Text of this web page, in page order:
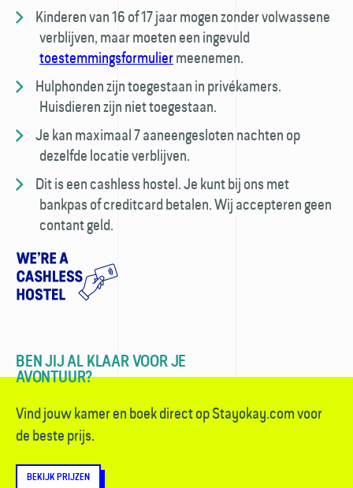
Kinderen van 16 of 17 jaar mogen zonder volwassene
verblijven, maar moeten een ingevuld
toestemmings­formuliermeenemen.
Hulphonden zijn toegestaan in privé­kamers.
Huisdieren zijn niet toegestaan.
Je kan maximaal 7 aaneengesloten nachten op
dezelfde locatie verblijven.
Dit is een cashless hostel. Je kunt bij ons met
bankpas of creditcard betalen. Wij accepteren geen
contant geld.
BEN JIJ AL KLAAR VOOR JE
AVONTUUR?
Vind jouw kamer en boek direct op Stayokay.com voor
de beste prijs.
BEKIJK PRIJZEN